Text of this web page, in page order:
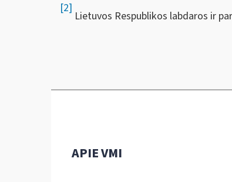
[2]
Lietuvos Respublikos labdaros ir
APIE VMI